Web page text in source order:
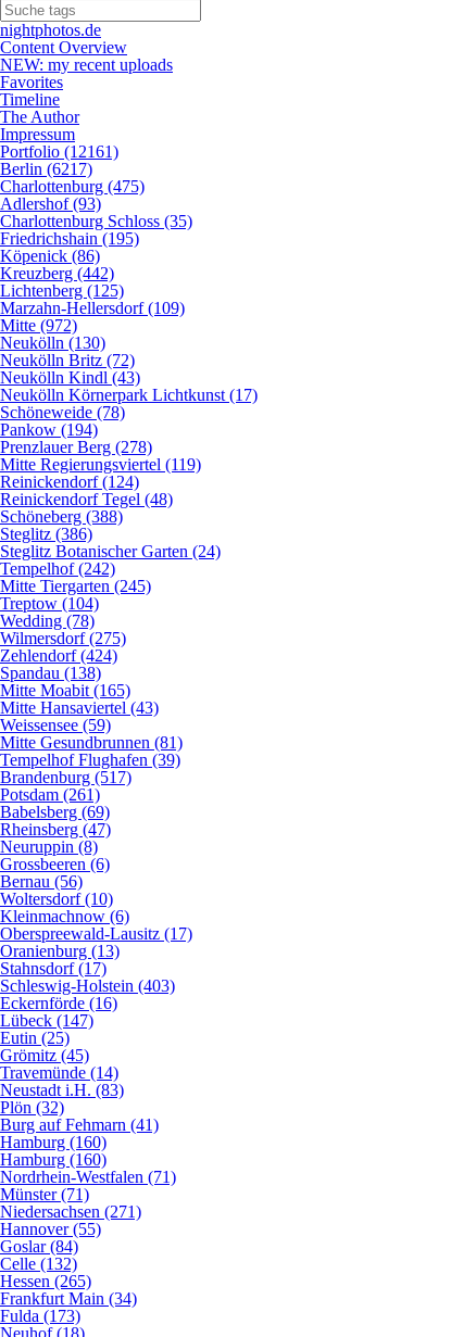
nightphotos.de
Content Overview
NEW: my recent uploads
Favorites
Timeline
The Author
Impressum
Portfolio (12161)
Berlin (6217)
Charlottenburg (475)
Adlershof (93)
Charlottenburg Schloss (35)
Friedrichshain (195)
Köpenick (86)
Kreuzberg (442)
Lichtenberg (125)
Marzahn-Hellersdorf (109)
Mitte (972)
Neukölln (130)
Neukölln Britz (72)
Neukölln Kindl (43)
Neukölln Körnerpark Lichtkunst (17)
Schöneweide (78)
Pankow (194)
Prenzlauer Berg (278)
Mitte Regierungsviertel (119)
Reinickendorf (124)
Reinickendorf Tegel (48)
Schöneberg (388)
Steglitz (386)
Steglitz Botanischer Garten (24)
Tempelhof (242)
Mitte Tiergarten (245)
Treptow (104)
Wedding (78)
Wilmersdorf (275)
Zehlendorf (424)
Spandau (138)
Mitte Moabit (165)
Mitte Hansaviertel (43)
Weissensee (59)
Mitte Gesundbrunnen (81)
Tempelhof Flughafen (39)
Brandenburg (517)
Potsdam (261)
Babelsberg (69)
Rheinsberg (47)
Neuruppin (8)
Grossbeeren (6)
Bernau (56)
Woltersdorf (10)
Kleinmachnow (6)
Oberspreewald-Lausitz (17)
Oranienburg (13)
Stahnsdorf (17)
Schleswig-Holstein (403)
Eckernförde (16)
Lübeck (147)
Eutin (25)
Grömitz (45)
Travemünde (14)
Neustadt i.H. (83)
Plön (32)
Burg auf Fehmarn (41)
Hamburg (160)
Hamburg (160)
Nordrhein-Westfalen (71)
Münster (71)
Niedersachsen (271)
Hannover (55)
Goslar (84)
Celle (132)
Hessen (265)
Frankfurt Main (34)
Fulda (173)
Neuhof (18)